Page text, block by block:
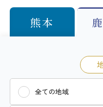
熊本
全ての地域